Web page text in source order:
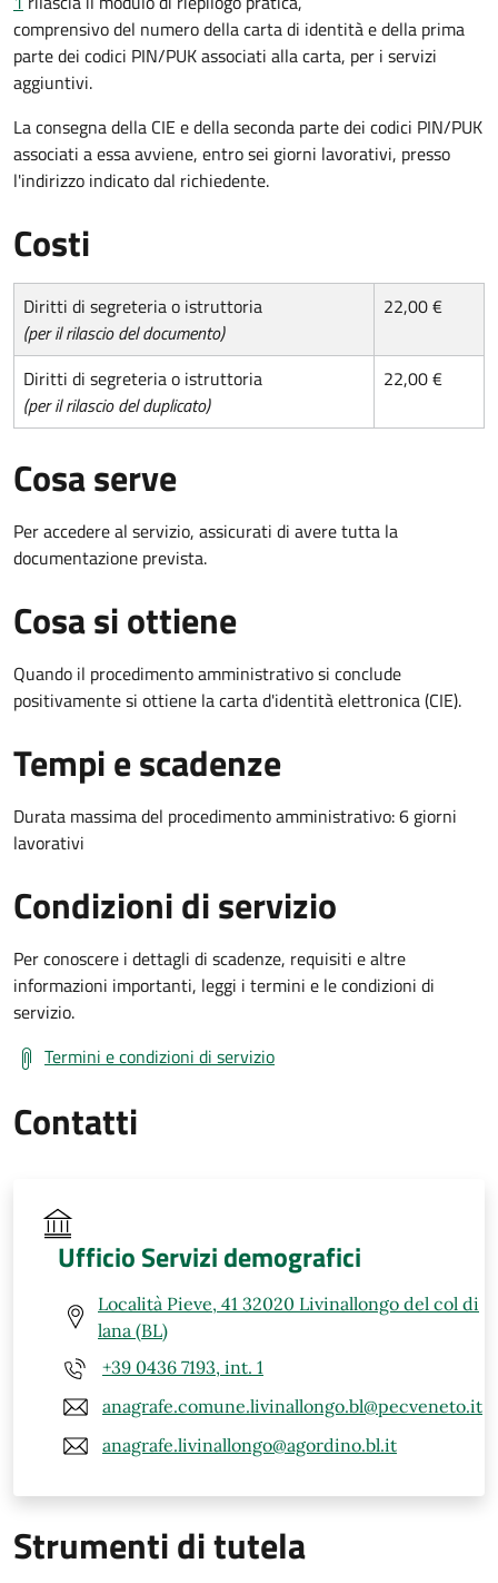
comprensivo del numero della carta di identità e della prima
parte dei codici PIN/PUK associati alla carta, per i servizi
aggiuntivi.
La consegna della CIE e della seconda parte dei codici PIN/PUK
associati a essa avviene, entro sei giorni lavorativi, presso
l'indirizzo indicato dal richiedente.
Costi
Diritti di segreteria o istruttoria
(per il rilascio del documento)
22,00 €
Diritti di segreteria o istruttoria
(per il rilascio del duplicato)
22,00 €
Cosa serve
Per accedere al servizio, assicurati di avere tutta la
documentazione prevista.
Cosa si ottiene
Quando il procedimento amministrativo si conclude
positivamente si ottiene la carta d'identità elettronica (CIE).
Tempi e scadenze
Durata massima del procedimento amministrativo: 6 giorni
lavorativi
Condizioni di servizio
Per conoscere i dettagli di scadenze, requisiti e altre
informazioni importanti, leggi i termini e le condizioni di
servizio.
Termini e condizioni di servizio
Contatti
Ufficio Servizi demografici
Località Pieve, 41 32020 Livinallongo del col di
lana (BL)
+39 0436 7193, int. 1
anagrafe.comune.livinallongo.bl@pecveneto.it
anagrafe.livinallongo@agordino.bl.it
Strumenti di tutela